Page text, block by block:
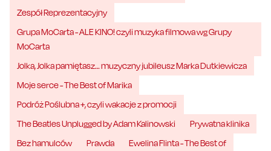
Zespół Reprezentacyjny
Grupa MoCarta - ALE KINO! czyli muzyka filmowa wg Grupy
MoCarta
Jolka, Jolka pamiętasz… muzyczny jubileusz Marka Dutkiewicza
Moje serce - The Best of Marika
Podróż Poślubna +, czyli wakacje z promocji
The Beatles Unplugged by Adam Kalinowski
Prywatna klinika
Bez hamulców
Prawda
Ewelina Flinta - The Best of